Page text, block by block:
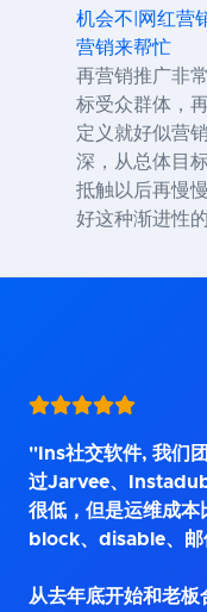
机会不|网红营
营销来帮忙
再营销推广非
标受众群体，
定义就好似营
深，从总体目
抵触以后再慢
好这种渐进性
"Ins社交软件, 我们
过Jarvee、
很低，但是运维成本
block、disable、邮
从去年底开始和老